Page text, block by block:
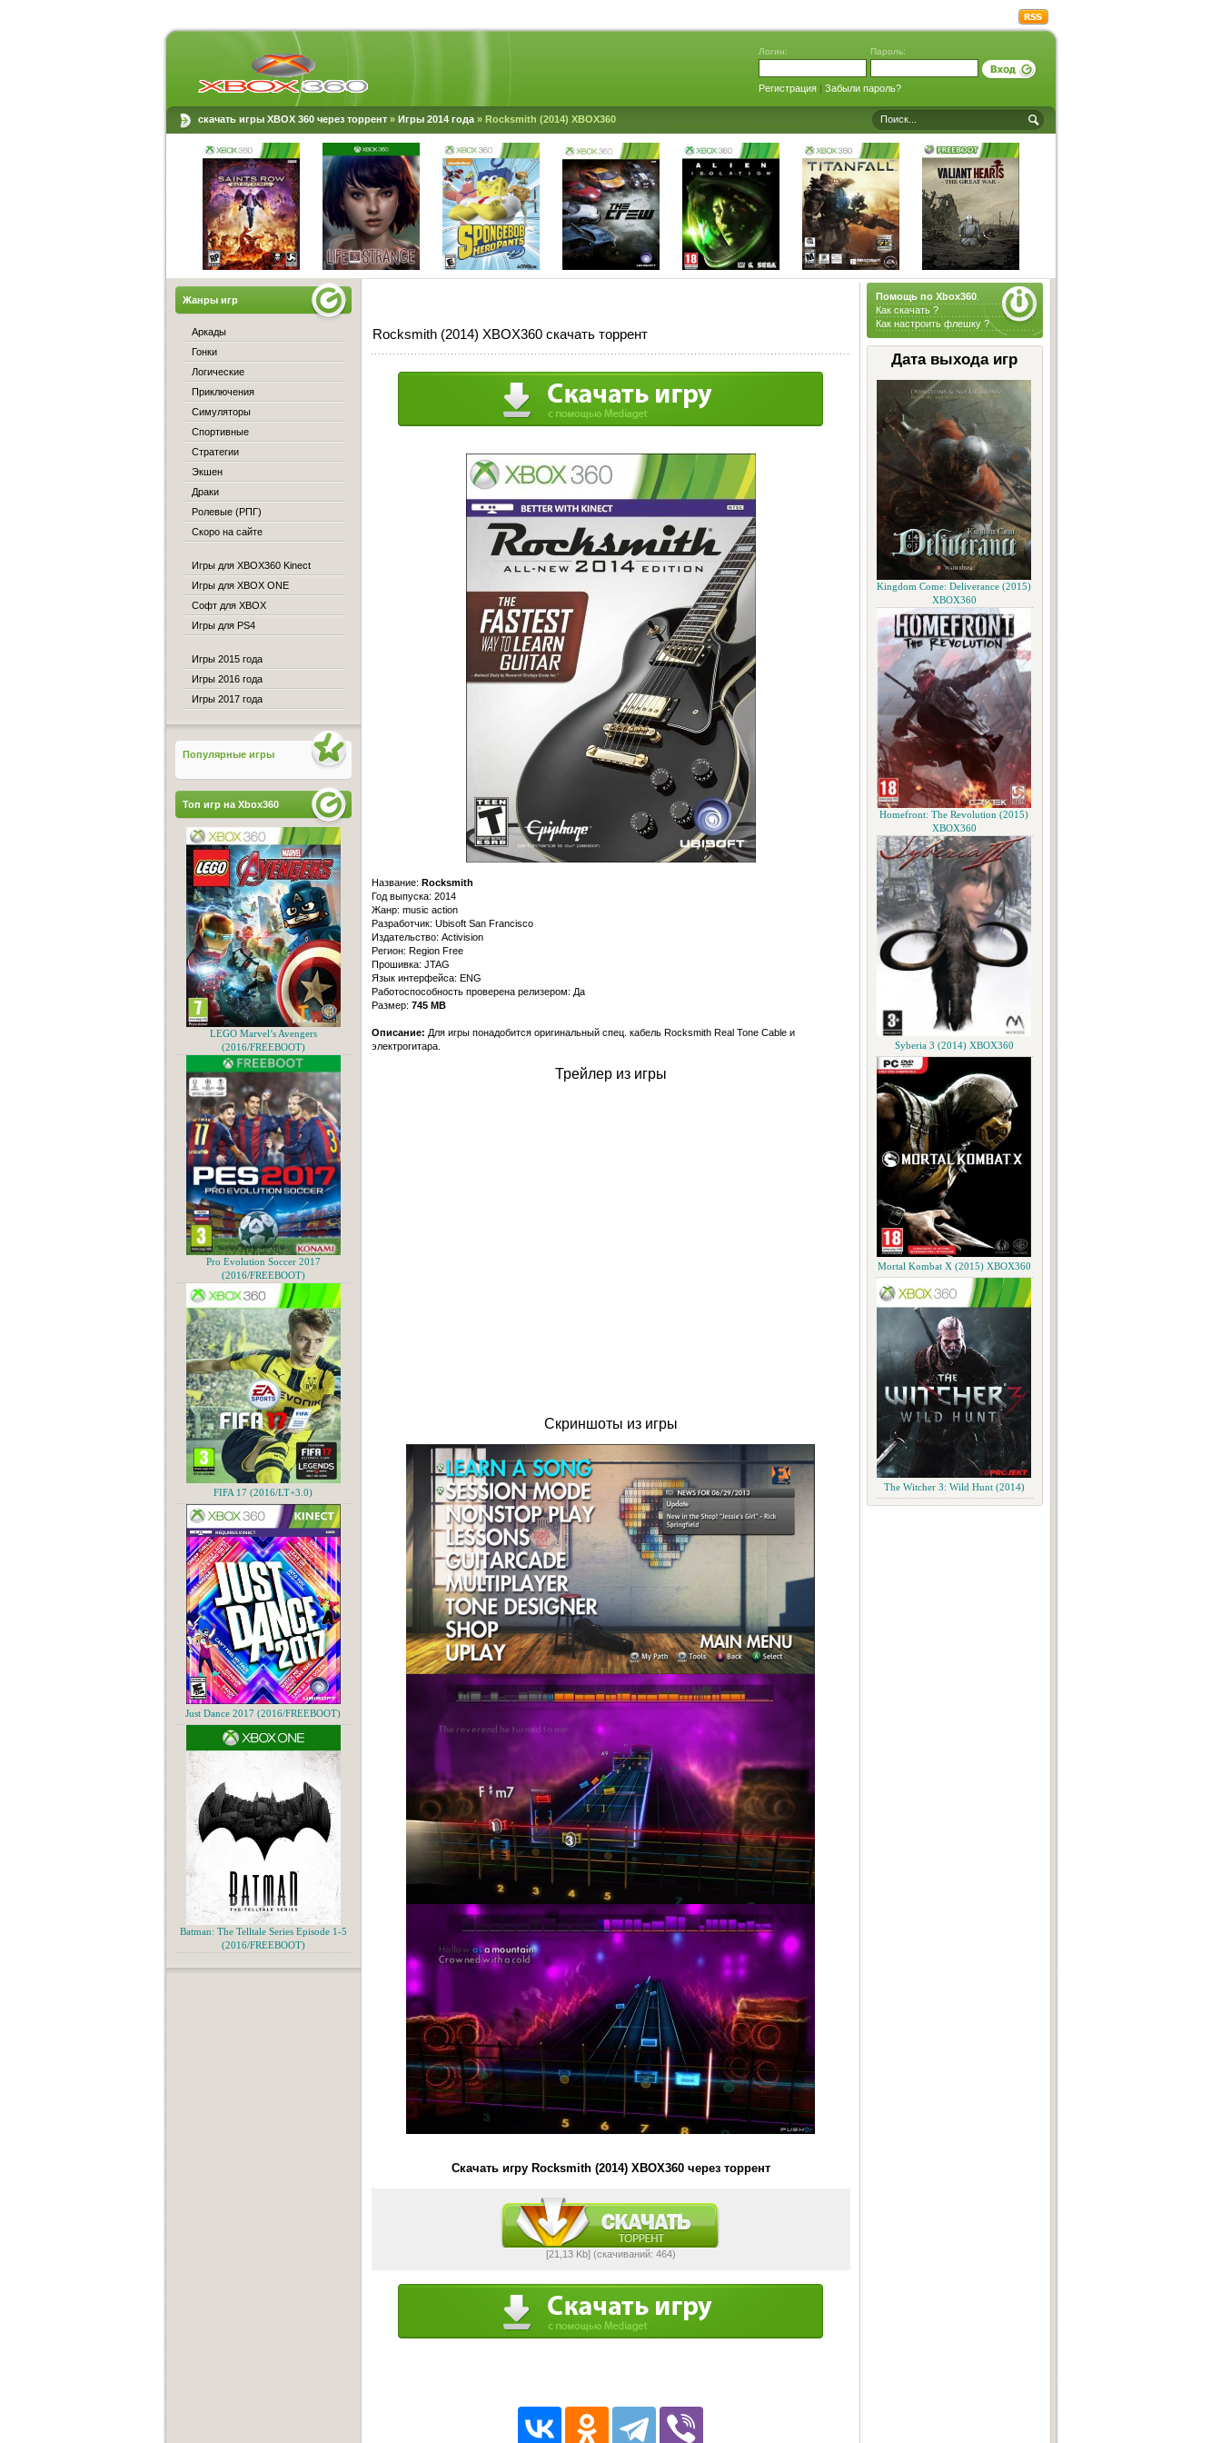
Логин: Пароль:
Регистрация| Забыли пароль?
скачать игры XBOX 360 через торрент» Игры 2014 года» Rocksmith (2014) XBOX360
Помощь по Xbox360.
Как скачать ?
Как настроить флешку ?
Дата выхода игр
Kingdom Come: Deliverance (2015)
XBOX360
Homefront: The Revolution (2015)
XBOX360
Syberia 3 (2014) XBOX360
Mortal Kombat X (2015) XBOX360
The Witcher 3: Wild Hunt (2014)
Rocksmith (2014) XBOX360 скачать торрент
Название: Rocksmith
Год выпуска: 2014
Жанр: music action
Разработчик: Ubisoft San Francisco
Издательство: Activision
Регион: Region Free
Прошивка: JTAG
Язык интерфейса: ENG
Работоспособность проверена релизером: Да
Размер: 745 МВ
Описание: Для игры понадобится оригинальный спец. кабель Rocksmith Real Tone Cable и
электрогитара.
Трейлер из игры
Скриншоты из игры
Скачать игру Rocksmith (2014) XBOX360 через торрент
[21,13 Kb] (cкачиваний: 464)
Жанры игр
Аркады
Гонки
Логические
Приключения
Симуляторы
Спортивные
Стратегии
Экшен
Драки
Ролевые (РПГ)
Скоро на сайте
Игры для XBOX360 Kinect
Игры для XBOX ONE
Софт для XBOX
Игры для PS4
Игры 2015 года
Игры 2016 года
Игры 2017 года
Популярные игры
Топ игр на Xbox360
LEGO Marvel’s Avengers
(2016/FREEBOOT)
Pro Evolution Soccer 2017
(2016/FREEBOOT)
FIFA 17 (2016/LT+3.0)
Just Dance 2017 (2016/FREEBOOT)
Batman: The Telltale Series Episode 1-5
(2016/FREEBOOT)